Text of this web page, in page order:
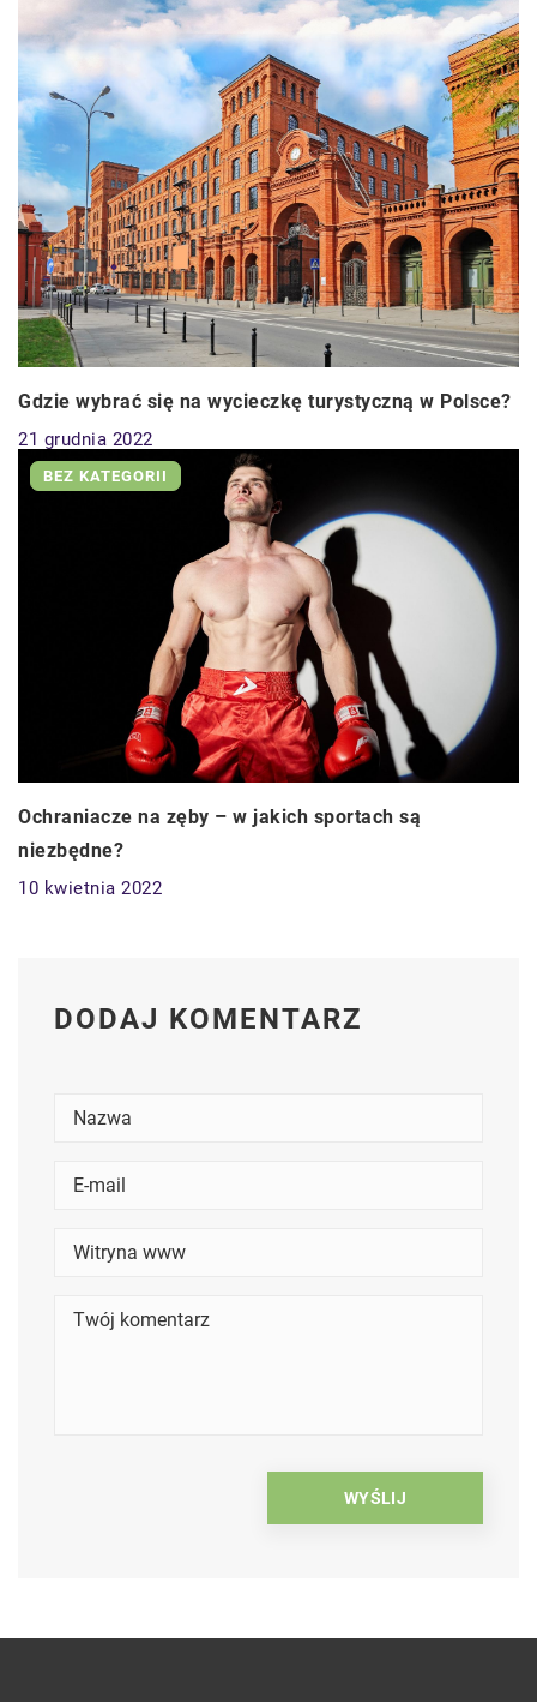
Gdzie wybrać się na wycieczkę turystyczną w Polsce?
21 grudnia 2022
BEZ KATEGORII
Ochraniacze na zęby – w jakich sportach są
niezbędne?
10 kwietnia 2022
DODAJ KOMENTARZ